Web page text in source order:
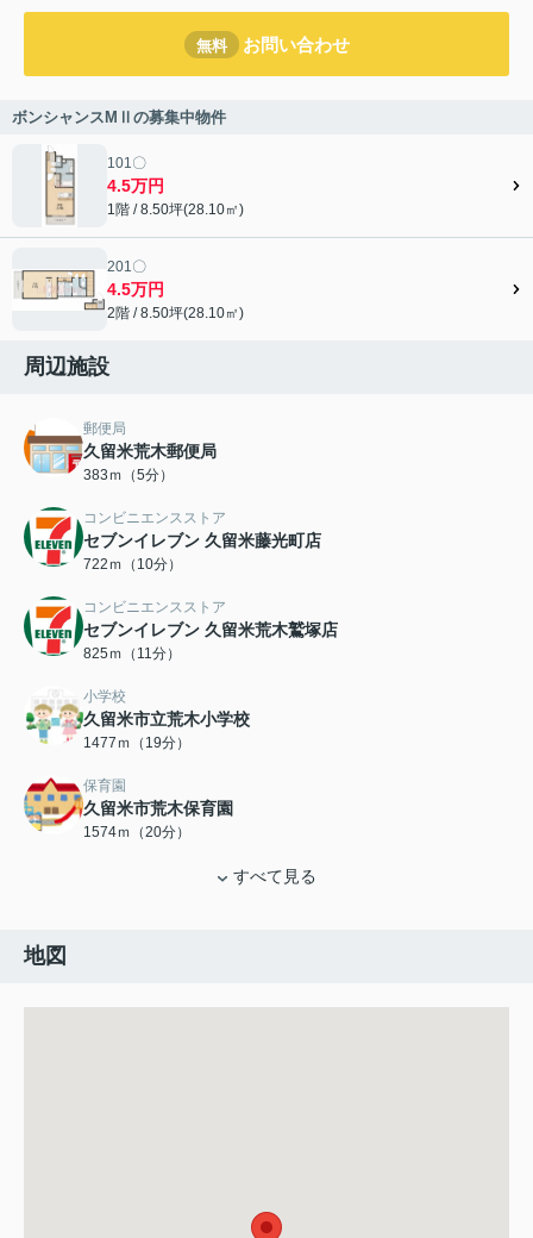
無料 お問い合わせ
ボンシャンスMⅡの募集中物件
101〇
4.5万円
1階 / 8.50坪(28.10㎡)
201〇
4.5万円
2階 / 8.50坪(28.10㎡)
周辺施設
郵便局
久留米荒木郵便局
383ｍ（5分）
コンビニエンスストア
セブンイレブン 久留米藤光町店
722ｍ（10分）
コンビニエンスストア
セブンイレブン 久留米荒木鷲塚店
825ｍ（11分）
小学校
久留米市立荒木小学校
1477ｍ（19分）
保育園
久留米市荒木保育園
1574ｍ（20分）
すべて見る
地図